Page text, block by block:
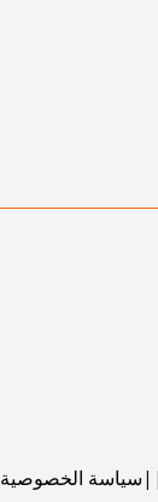
سياسة الخصوصية